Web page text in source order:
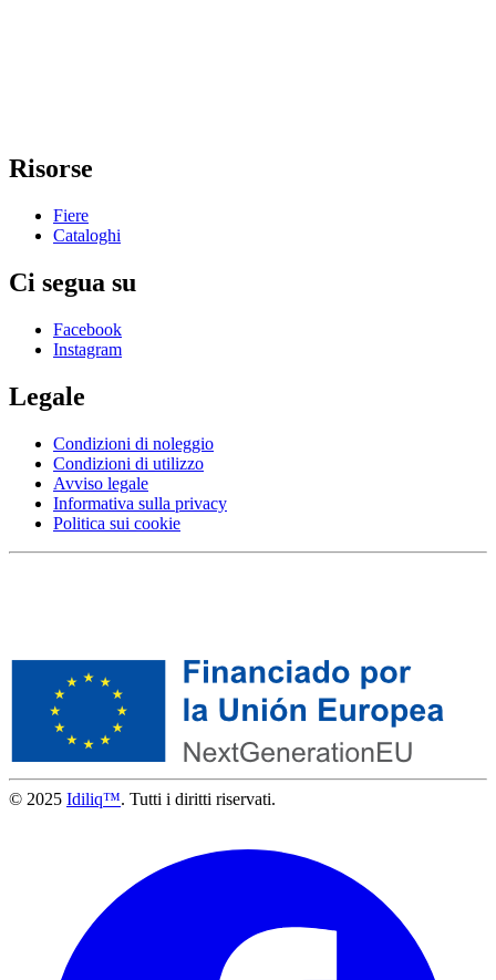
Risorse
Fiere
Cataloghi
Ci segua su
Facebook
Instagram
Legale
Condizioni di noleggio
Condizioni di utilizzo
Avviso legale
Informativa sulla privacy
Politica sui cookie
© 2025 Idiliq™. Tutti i diritti riservati.